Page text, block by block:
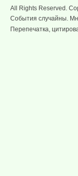
All Rights Reserved.
События случайны.
Перепечатка,